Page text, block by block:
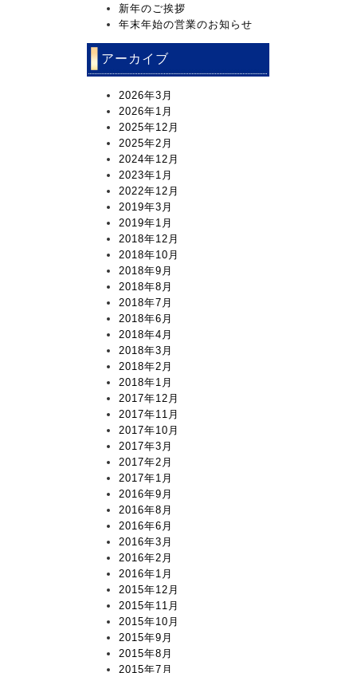
新年のご挨拶
年末年始の営業のお知らせ
アーカイブ
2026年3月
2026年1月
2025年12月
2025年2月
2024年12月
2023年1月
2022年12月
2019年3月
2019年1月
2018年12月
2018年10月
2018年9月
2018年8月
2018年7月
2018年6月
2018年4月
2018年3月
2018年2月
2018年1月
2017年12月
2017年11月
2017年10月
2017年3月
2017年2月
2017年1月
2016年9月
2016年8月
2016年6月
2016年3月
2016年2月
2016年1月
2015年12月
2015年11月
2015年10月
2015年9月
2015年8月
2015年7月